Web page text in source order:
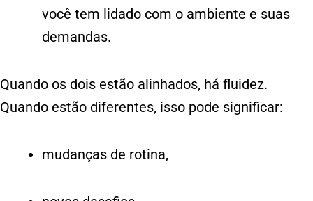
você tem lidado com o ambiente e suas
demandas.
Quando os dois estão alinhados, há fluidez.
Quando estão diferentes, isso pode significar:
mudanças de rotina,